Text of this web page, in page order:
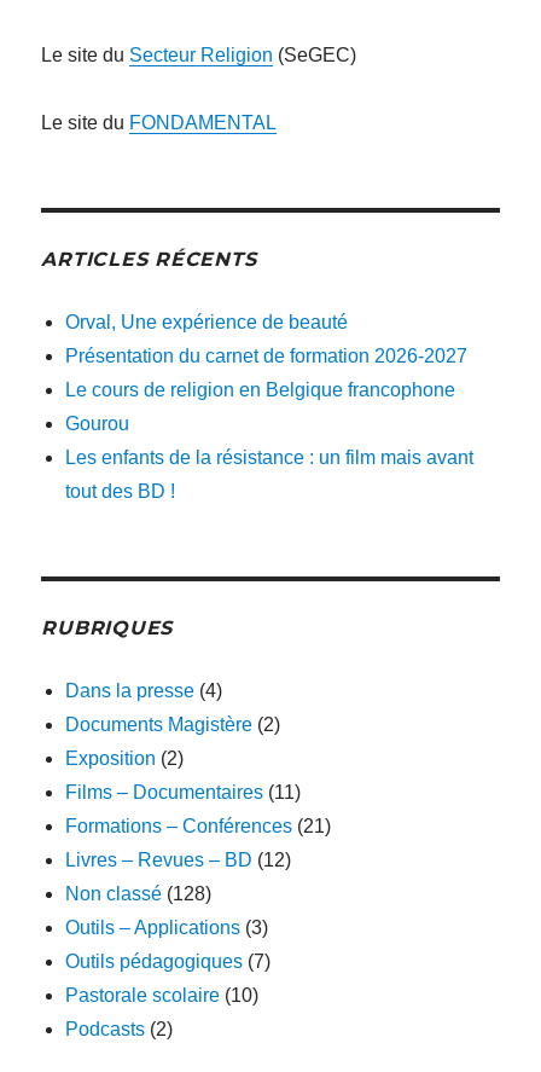
Le site du Secteur Religion (SeGEC)
Le site du FONDAMENTAL
ARTICLES RÉCENTS
Orval, Une expérience de beauté
Présentation du carnet de formation 2026-2027
Le cours de religion en Belgique francophone
Gourou
Les enfants de la résistance : un film mais avant
tout des BD !
RUBRIQUES
Dans la presse (4)
Documents Magistère (2)
Exposition (2)
Films – Documentaires (11)
Formations – Conférences (21)
Livres – Revues – BD (12)
Non classé (128)
Outils – Applications (3)
Outils pédagogiques (7)
Pastorale scolaire (10)
Podcasts (2)